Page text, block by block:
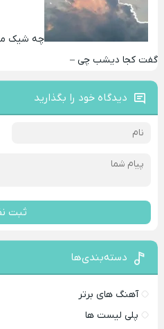
چه شیک
گفت کجا دیشب چی –
دیدگاه خود را بگذارید
ثبت
دسته‌بندی‌ها
آهنگ های برتر
پلی لیست ها